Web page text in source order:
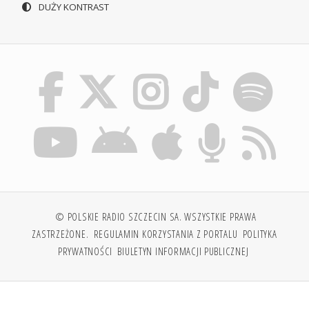
DUŻY KONTRAST
© POLSKIE RADIO SZCZECIN SA. WSZYSTKIE PRAWA
ZASTRZEŻONE. REGULAMIN KORZYSTANIA Z PORTALU POLITYKA
PRYWATNOŚCI BIULETYN INFORMACJI PUBLICZNEJ